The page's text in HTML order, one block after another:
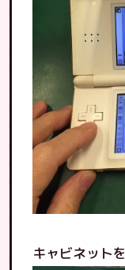
キャビネット